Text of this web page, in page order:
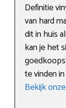
Definitie
van hard
dit in huis
kan je het
te vinden
Bekijk